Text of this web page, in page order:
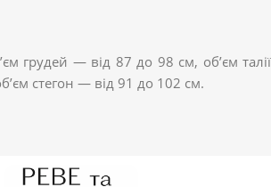
грудей — від 87 до 98 см, об’єм талії
стегон — від 91 до 102 см.